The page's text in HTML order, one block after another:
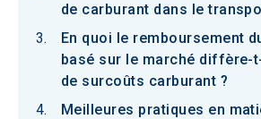
de carburant dans le
En quoi le remboursement
basé sur le marché diffère-
de surcoûts carburant ?
Meilleures pratiques en